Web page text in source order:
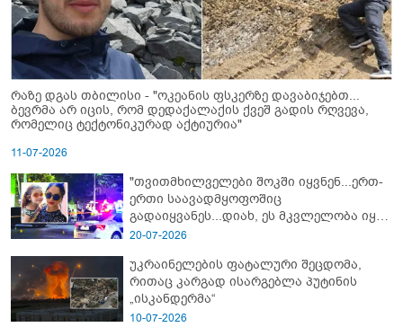
რაზე დგას თბილისი - "ოკეანის ფსკერზე დავაბიჯებთ...
ბევრმა არ იცის, რომ დედაქალაქის ქვეშ გადის რღვევა,
რომელიც ტექტონიკურად აქტიურია"
11-07-2026
"თვითმხილველები შოკში იყვნენ...ერთ-
ერთი საავადმყოფოშიც
გადაიყვანეს...დიახ, ეს მკვლელობა იყო"
- გორში დატრიალებული ტრაგედიის
20-07-2026
უკრაინელების ფატალური შეცდომა,
რითაც კარგად ისარგებლა პუტინის
„ისკანდერმა“
10-07-2026